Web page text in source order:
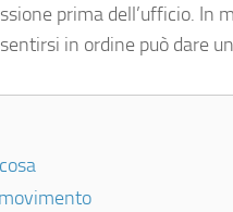
prima dell’ufficio. In
in ordine può dare